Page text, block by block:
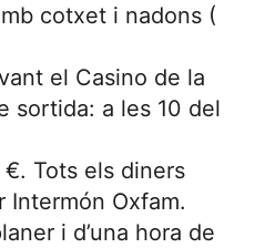
cotxet i nadons (
el Casino de la
sortida: a les 10 del
€. Tots els diners
Intermón Oxfam.
i d’una hora de